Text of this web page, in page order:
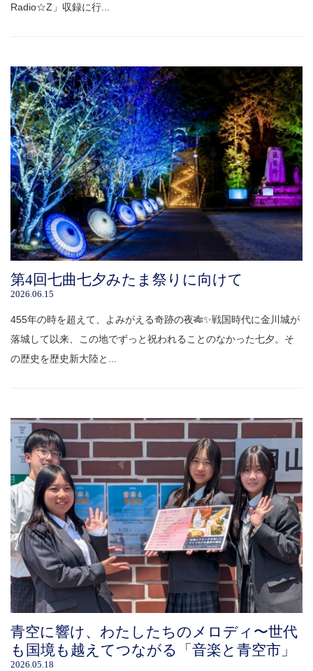
Radio☆Z」収録に行...
第4回七曲七夕みたま祭りに向けて
2026.06.15
455年の時を超えて、よみがえる奇跡の夜🎋✨戦国時代に金川城が
落城して以来、この地でずっと祝われることのなかった七夕。そ
の歴史を歴史新大陸と...
青空に響け、わたしたちのメロディ〜世代
も国境も越えてつながる「音楽と青空市」
2026.05.18